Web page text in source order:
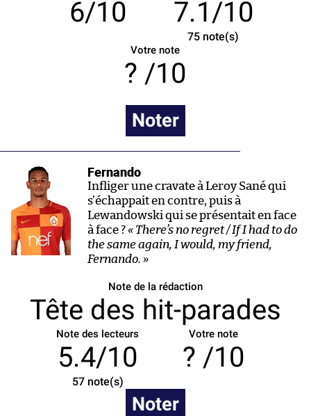
6/10 7.1/10
75 note(s)
Votre note
/10
Noter
Fernando
Infliger une cravate à Leroy Sané qui
s’échappait en contre, puis à
Lewandowski qui se présentait en face
à face ?« There’s no regret / If I had to do
the same again, I would, my friend,
Fernando. »
Note de la rédaction
Tête des hit-parades
Note des lecteurs
5.4/10
57note(s)
Votre note
/10
Noter